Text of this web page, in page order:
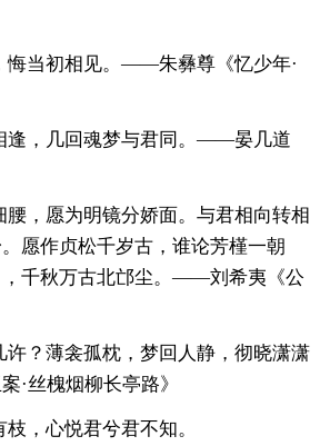
悔当初相见。——朱彝尊《忆少年·
逢，几回魂梦与君同。——晏几道
腰，愿为明镜分娇面。与君相向转相
愿作贞松千岁古，谁论芳槿一朝
，千秋万古北邙尘。——刘希夷《公
许？薄衾孤枕，梦回人静，彻晓潇潇
丝槐烟柳长亭路》
，心悦君兮君不知。